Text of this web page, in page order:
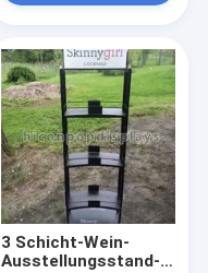
3 Schicht-Wein-
Ausstellungsstand-